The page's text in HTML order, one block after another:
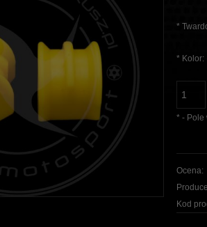
*
* Kolor:
* - Pole
Ocena:
Kod